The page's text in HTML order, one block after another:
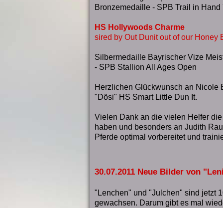
Bronzemedaille - SPB Trail in
HS Hollywoods Charme
sired by Out Dunit out of our Honey
Silbermedaille Bayrischer Vize
- SPB Stallion All Ages Open
Herzlichen Glückwunsch an Nicole
"Dösi" HS Smart Little Dun It.
Vielen Dank an die vielen Helfer
haben und besonders an Judith
Pferde optimal vorbereitet und
30.07.2011 Neue Bilder von
"Lenchen" und "Julchen" sind jetzt
gewachsen. Darum gibt es mal